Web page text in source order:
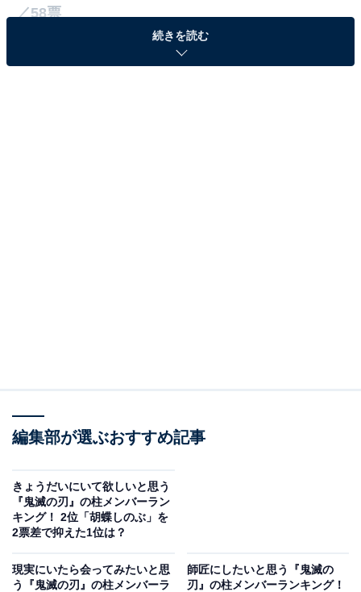
／58票
【時透無一郎 新規イラスト解禁】
親と双子の兄の記憶を取り戻してからは、優しさや笑顔
ない笑顔も必見です。
回答者からは「懐いてくれた時のデレがすごいし、仕事
県）、「若いのに才能があり、黙々と成果を出してくれ
続きを読む
編集部が選ぶおすすめ記事
きょうだいにいて欲しいと思う
『鬼滅の刃』の柱メンバーラン
キング！ 2位「胡蝶しのぶ」を
2票差で抑えた1位は？
現実にいたら会ってみたいと思
う『鬼滅の刃』の柱メンバーラ
師匠にしたいと思う『鬼滅の
刃』の柱メンバーランキング！